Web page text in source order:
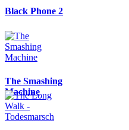
Black Phone 2
The Smashing
Machine